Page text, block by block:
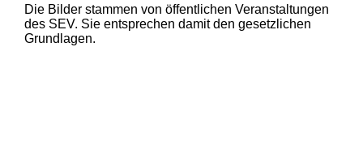
Die Bilder stammen von öffentlichen Veranstaltungen
des SEV. Sie entsprechen damit den gesetzlichen
Grundlagen.